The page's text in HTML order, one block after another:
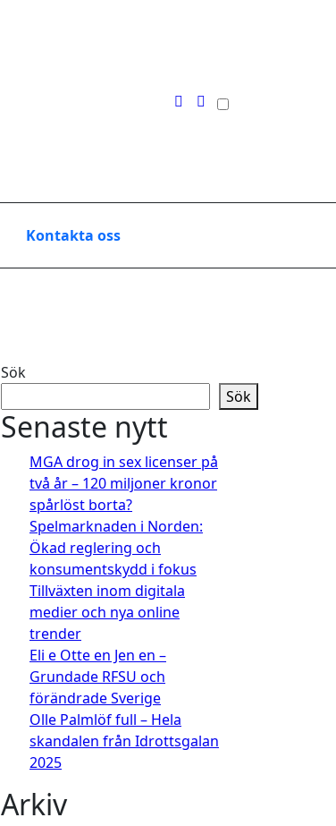
Kontakta oss
Sök
Sök
Senaste nytt
MGA drog in sex licenser på
två år – 120 miljoner kronor
spårlöst borta?
Spelmarknaden i Norden:
Ökad reglering och
konsumentskydd i fokus
Tillväxten inom digitala
medier och nya online
trender
Eli e Otte en Jen en –
Grundade RFSU och
förändrade Sverige
Olle Palmlöf full – Hela
skandalen från Idrottsgalan
2025
Arkiv